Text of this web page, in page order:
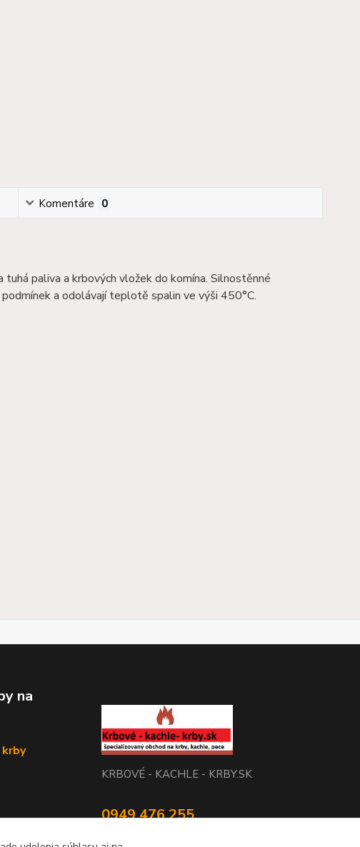
Komentáre 0
paliva a krbových vložek do komína. Silnostěnné
a odolávají teplotě spalin ve výši 450°C.
na
KRBOVÉ - KACHLE - KRBY.SK
0949 476 255